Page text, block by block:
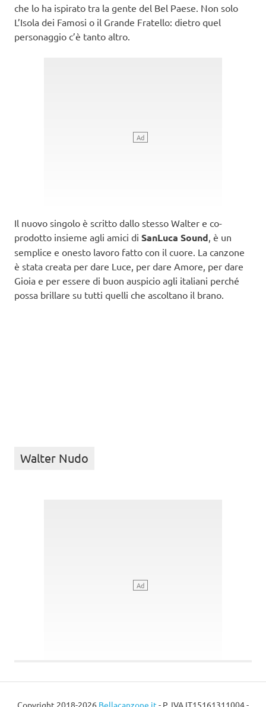
che lo ha ispirato tra la gente del Bel Paese. Non solo
L’Isola dei Famosi o il Grande Fratello: dietro quel
personaggio c’è tanto altro.
Il nuovo singolo è scritto dallo stesso Walter e co-
prodotto insieme agli amici di SanLuca Sound , è un
semplice e onesto lavoro fatto con il cuore. La canzone
è stata creata per dare Luce, per dare Amore, per dare
Gioia e per essere di buon auspicio agli italiani perché
possa brillare su tutti quelli che ascoltano il brano.
Walter Nudo
Copyright 2018-2026 Bellacanzone.it - P. IVA IT15161311004 -